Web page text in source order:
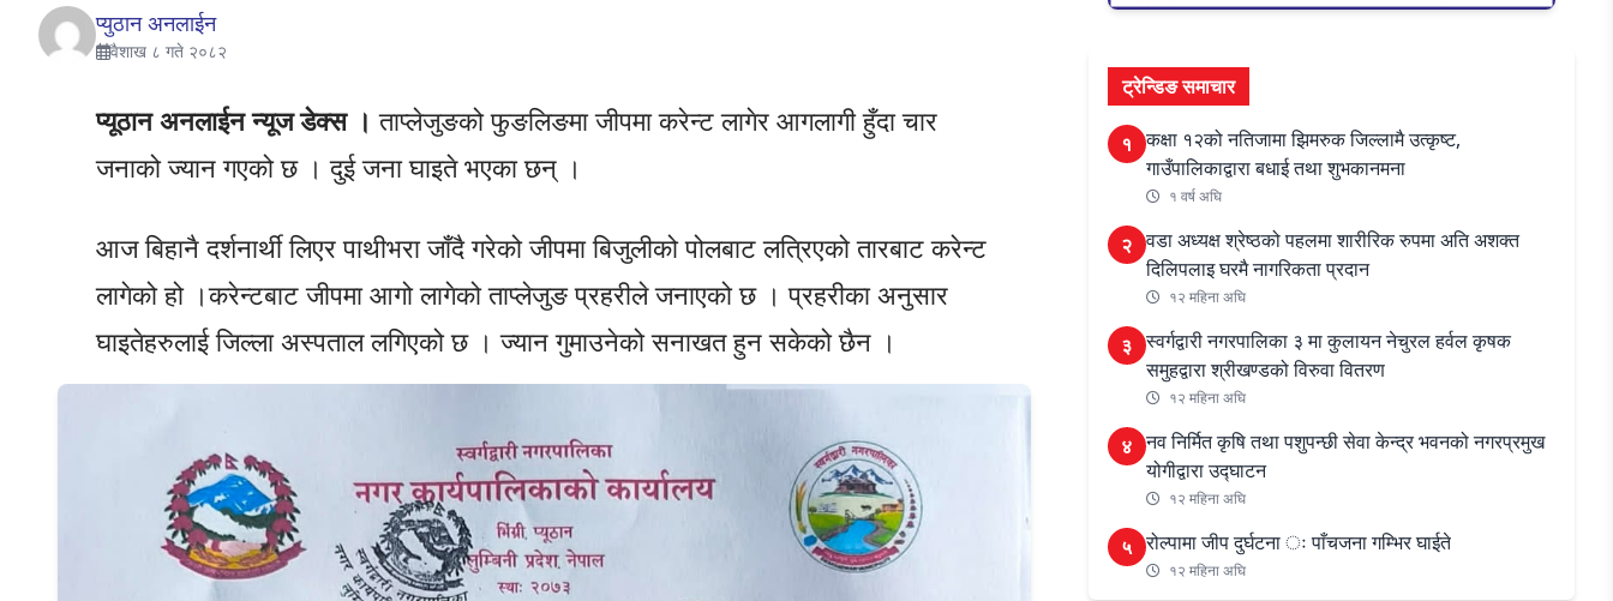
प्युठान अनलाईन
वैशाख ८ गते २०८२
प्यूठान अनलाईन न्यूज डेक्स । ताप्लेजुङको फुङलिङमा जीपमा करेन्ट लागेर आगलागी हुँदा चार
जनाको ज्यान गएको छ । दुई जना घाइते भएका छन् ।
आज बिहानै दर्शनार्थी लिएर पाथीभरा जाँदै गरेको जीपमा बिजुलीको पोलबाट लत्रिएको तारबाट करेन्ट
लागेको हो ।करेन्टबाट जीपमा आगो लागेको ताप्लेजुङ प्रहरीले जनाएको छ । प्रहरीका अनुसार
घाइतेहरुलाई जिल्ला अस्पताल लगिएको छ । ज्यान गुमाउनेको सनाखत हुन सकेको छैन ।
ट्रेन्डिङ समाचार
१ कक्षा १२को नतिजामा झिमरुक जिल्लामै उत्कृष्ट,
गाउँपालिकाद्वारा बधाई तथा शुभकानमना
१ वर्ष अघि
२ वडा अध्यक्ष श्रेष्ठको पहलमा शारीरिक रुपमा अति अशक्त
दिलिपलाइ घरमै नागरिकता प्रदान
१२ महिना अघि
३ स्वर्गद्वारी नगरपालिका ३ मा कुलायन नेचुरल हर्वल कृषक
समुहद्वारा श्रीखण्डको विरुवा वितरण
१२ महिना अघि
४ नव निर्मित कृषि तथा पशुपन्छी सेवा केन्द्र भवनको नगरप्रमुख
योगीद्वारा उद्घाटन
१२ महिना अघि
५ रोल्पामा जीप दुर्घटना ः पाँचजना गम्भिर घाईते
१२ महिना अघि